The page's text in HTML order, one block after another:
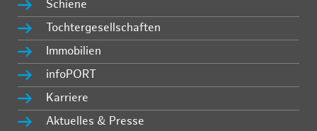
Schiene
Tochtergesellschaften
Immobilien
infoPORT
Karriere
Aktuelles & Presse